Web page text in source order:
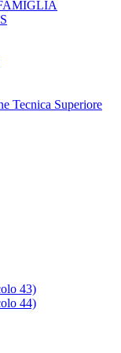
Tecnica Superiore
43)
44)